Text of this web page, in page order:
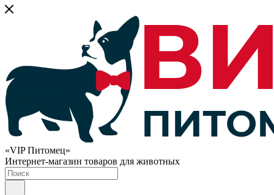
«VIP Питомец»
Интернет-магазин товаров для животных